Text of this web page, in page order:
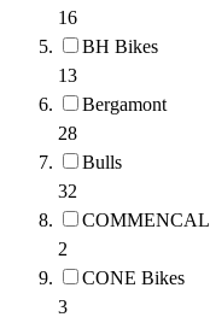
16
BH Bikes
13
Bergamont
28
Bulls
32
COMMENCAL
2
CONE Bikes
3